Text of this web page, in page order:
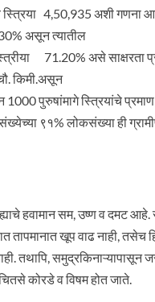
4,50,935 अशी गणना
असून त्यातील
71.20% असे साक्षरता
किमी.असून
1000 पुरुषांमागे स्त्रियांचे
९१% लोकसंख्या ही
हवामान सम, उष्ण व दमट आहे.
तापमानात खूप वाढ नाही, तसेच
तथापि,
कोरडे व विषम होत जाते.